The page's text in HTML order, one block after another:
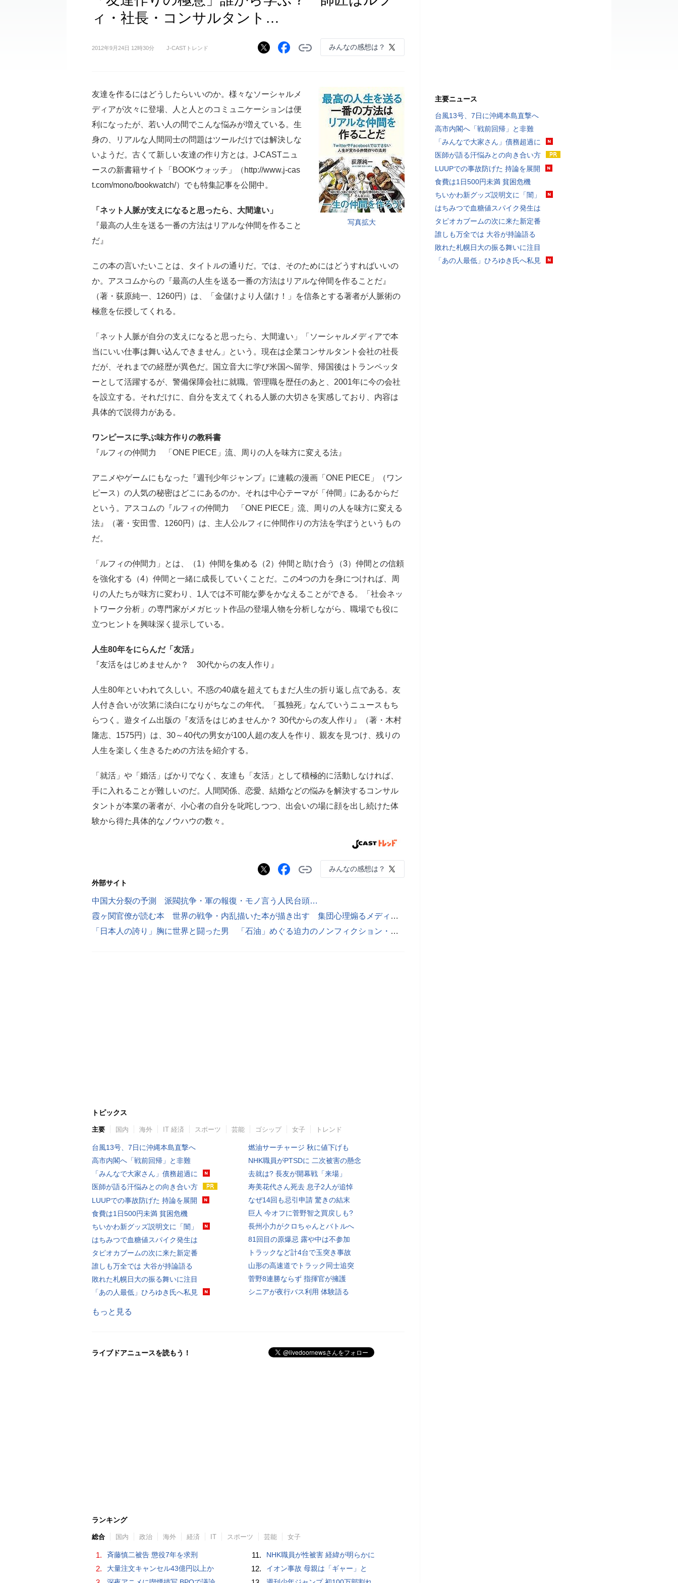
ィ・社長・コンサルタント…
2012年9月24日 12時30分 J-CASTトレンド みんなの感想は？
写真拡大
友達を作るにはどうしたらいいのか。様々なソーシャルメ
ディアが次々に登場、人と人とのコミュニケーションは便
利になったが、若い人の間でこんな悩みが増えている。生
身の、リアルな人間同士の問題はツールだけでは解決しな
いようだ。古くて新しい友達の作り方とは。J-CASTニュ
ースの新書籍サイト「BOOKウォッチ」（http://www.j-cas
t.com/mono/bookwatch/）でも特集記事を公開中。
「ネット人脈が支えになると思ったら、大間違い」
『最高の人生を送る一番の方法はリアルな仲間を作ること
だ』
この本の言いたいことは、タイトルの通りだ。では、そのためにはどうすればいいの
か。アスコムからの『最高の人生を送る一番の方法はリアルな仲間を作ることだ』
（著・荻原純一、1260円）は、「金儲けより人儲け！」を信条とする著者が人脈術の
極意を伝授してくれる。
「ネット人脈が自分の支えになると思ったら、大間違い」「ソーシャルメディアで本
当にいい仕事は舞い込んできません」という。現在は企業コンサルタント会社の社長
だが、それまでの経歴が異色だ。国立音大に学び米国へ留学、帰国後はトランペッタ
ーとして活躍するが、警備保障会社に就職。管理職を歴任のあと、2001年に今の会社
を設立する。それだけに、自分を支えてくれる人脈の大切さを実感しており、内容は
具体的で説得力がある。
ワンピースに学ぶ味方作りの教科書
『ルフィの仲間力 「ONE PIECE」流、周りの人を味方に変える法』
アニメやゲームにもなった『週刊少年ジャンプ』に連載の漫画「ONE PIECE」（ワン
ピース）の人気の秘密はどこにあるのか。それは中心テーマが「仲間」にあるからだ
という。アスコムの『ルフィの仲間力 「ONE PIECE」流、周りの人を味方に変える
法』（著・安田雪、1260円）は、主人公ルフィに仲間作りの方法を学ぼうというもの
だ。
「ルフィの仲間力」とは、（1）仲間を集める（2）仲間と助け合う（3）仲間との信頼
を強化する（4）仲間と一緒に成長していくことだ。この4つの力を身につければ、周
りの人たちが味方に変わり、1人では不可能な夢をかなえることができる。「社会ネッ
トワーク分析」の専門家がメガヒット作品の登場人物を分析しながら、職場でも役に
立つヒントを興味深く提示している。
人生80年をにらんだ「友活」
『友活をはじめませんか？ 30代からの友人作り』
人生80年といわれて久しい。不惑の40歳を超えてもまだ人生の折り返し点である。友
人付き合いが次第に淡白になりがちなこの年代。「孤独死」なんていうニュースもち
らつく。遊タイム出版の『友活をはじめませんか？ 30代からの友人作り』（著・木村
隆志、1575円）は、30～40代の男女が100人超の友人を作り、親友を見つけ、残りの
人生を楽しく生きるための方法を紹介する。
「就活」や「婚活」ばかりでなく、友達も「友活」として積極的に活動しなければ、
手に入れることが難しいのだ。人間関係、恋愛、結婚などの悩みを解決するコンサル
タントが本業の著者が、小心者の自分を叱咤しつつ、出会いの場に顔を出し続けた体
験から得た具体的なノウハウの数々。
みんなの感想は？
外部サイト
中国大分裂の予測 派閥抗争・軍の報復・モノ言う人民台頭…
霞ヶ関官僚が読む本 世界の戦争・内乱描いた本が描き出す 集団心理煽るメディアと日本の現状
「日本人の誇り」胸に世界と闘った男 「石油」めぐる迫力のノンフィクション・ノベル
トピックス
主要 国内 海外 IT 経済 スポーツ 芸能 ゴシップ 女子 トレンド
台風13号、7日に沖縄本島直撃へ
高市内閣へ「戦前回帰」と非難
「みんなで大家さん」債務超過に
医師が語る汗悩みとの向き合い方
LUUPでの事故防げた 持論を展開
食費は1日500円未満 貧困危機
ちいかわ新グッズ説明文に「闇」
はちみつで血糖値スパイク発生は
タピオカブームの次に来た新定番
誰しも万全では 大谷が持論語る
敗れた札幌日大の振る舞いに注目
「あの人最低」ひろゆき氏へ私見
燃油サーチャージ 秋に値下げも
NHK職員がPTSDに 二次被害の懸念
去就は? 長友が開幕戦「来場」
寿美花代さん死去 息子2人が追悼
なぜ14回も忌引申請 驚きの結末
巨人 今オフに菅野智之買戻しも?
長州小力がクロちゃんとバトルへ
81回目の原爆忌 露や中は不参加
トラックなど計4台で玉突き事故
山形の高速道でトラック同士追突
菅野8連勝ならず 指揮官が擁護
シニアが夜行バス利用 体験語る
もっと見る
ライブドアニュースを読もう！
ランキング
総合 国内 政治 海外 経済 IT スポーツ 芸能 女子
1. 斉藤慎二被告 懲役7年を求刑
2. 大量注文キャンセル43億円以上か
11. NHK職員が性被害 経緯が明らかに
12. イオン事故 母親は「ギャー」と
主要ニュース
台風13号、7日に沖縄本島直撃へ
高市内閣へ「戦前回帰」と非難
「みんなで大家さん」債務超過に
医師が語る汗悩みとの向き合い方
LUUPでの事故防げた 持論を展開
食費は1日500円未満 貧困危機
ちいかわ新グッズ説明文に「闇」
はちみつで血糖値スパイク発生は
タピオカブームの次に来た新定番
誰しも万全では 大谷が持論語る
敗れた札幌日大の振る舞いに注目
「あの人最低」ひろゆき氏へ私見